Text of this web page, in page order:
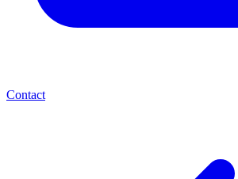
Contact